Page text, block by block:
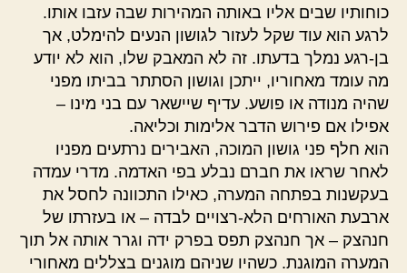
כוחותיו שבים אליו באותה המהירות שבה עזבו אותו.
לרגע הוא עוד שקל לעזור לגושון הנעים להימלט, אך
בן-רגע נמלך בדעתו. זה לא המאבק שלו, הוא לא יודע
מה עומד מאחוריו, ייתכן וגושון הסתתר בביתו מפני
שהיה מנודה או פושע. עדיף שיישאר עם בני מינו –
אפילו אם פירוש הדבר אלימות וכליאה.
הוא חלף פני גושון המוכה, האבירים נרתעים מפניו
לאחר שראו את חברם נבלע בפי האדמה. מדרי עמדה
בעקשנות בפתחה המערה, כאילו התכוונה לחסל את
ארבעת האורחים הלא-רצויים לבדה – או בעזרתו של
חנהצק – אך חנהצק תפס בפרק ידה וגרר אותה אל תוך
המערה המוגנת. כשהיו שניהם מוגנים בצללים מאחורי